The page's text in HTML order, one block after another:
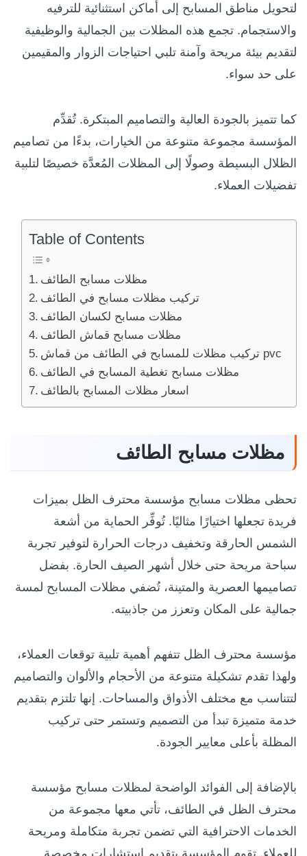
لتحويل مناطق المسابح إلى أماكن استثنائية للترفيه
والاستجمام. تجمع هذه المظلات بين الجمالية والوظيفية
لتقديم بيئة مريحة وآمنة تلبي احتياجات الزوار والمقيمين
على حد سواء.
كما تتميز بالجودة العالية والتصاميم المبتكرة. تُقدِّم
المؤسسة مجموعة متنوعة من الخيارات، بدءًا من تصاميم
الظلال البسيطة وصولًا إلى المظلات المُعدَّة خصيصًا لتلبية
تفضيلات العملاء.
Table of Contents
مظلات مسابح الطائف
تركيب مظلات مسابح في الطائف
مظلات مسابح لكسان الطائف
مظلات مسابح قماش الطائف
تركيب مظلات للمسابح في الطائف من قماش pvc
مظلات مسابح تغطية المسابح في الطائف
اسعار مظلات المسابح بالطائف
مظلات مسابح الطائف
تحظى مظلات مسابح مؤسسة محترف الظل بميزات
فريدة تجعلها اختيارًا مثاليًا. تُوفِّر الحماية من أشعة
الشمس الحارقة وتخفيف درجات الحرارة لتوفير تجربة
سباحة مريحة حتى خلال أشهر الصيف الحارة. بفضل
تصاميمها العصرية والمتينة، تُضفي مظلات المسابح لمسة
جمالية على المكان وتعزز من جاذبيته.
مؤسسة محترف الظل تتفهم أهمية تلبية توقعات العملاء،
ولهذا تقدم تشكيلة متنوعة من الأحجام والألوان والتصاميم
لتتناسب مع مختلف الأذواق والمساحات. إنها تلتزم بتقديم
خدمة متميزة تبدأ من التصميم وتستمر حتى تركيب
المظلة بأعلى معايير الجودة.
بالإضافة إلى الفوائد الواضحة لمظلات مسابح مؤسسة
محترف الظل في الطائف، تأتي معها مجموعة من
الخدمات الاحترافية التي تضمن تجربة متكاملة ومريحة
للعملاء. تقوم المؤسسة بتقديم استشارات مخصصة